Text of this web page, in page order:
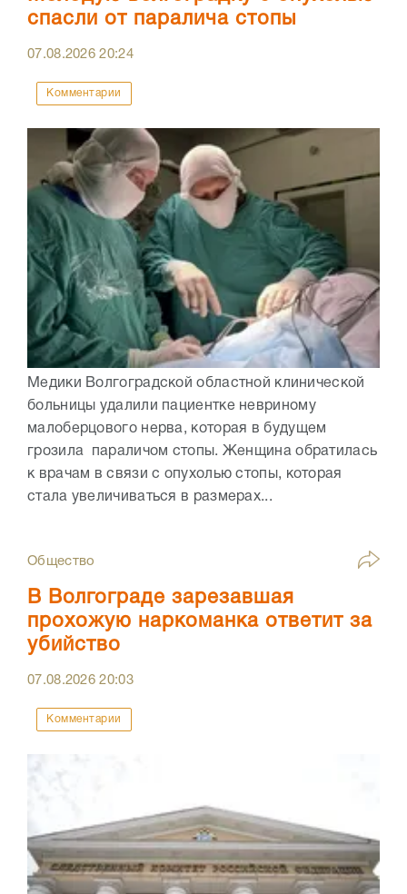
спасли от паралича стопы
07.08.202620:24
Комментарии
Медики Волгоградской областной клинической
больницы удалили пациентке невриному
малоберцового нерва, которая в будущем
грозила параличом стопы. Женщина обратилась
к врачам в связи с опухолью стопы, которая
стала увеличиваться в размерах...
Общество
В Волгограде зарезавшая
прохожую наркоманка ответит за
убийство
07.08.202620:03
Комментарии